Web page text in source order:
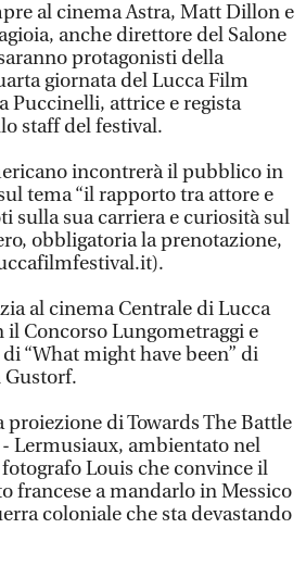
al cinema Astra, Matt Dillon e
anche direttore del Salone
protagonisti della
giornata del Lucca Film
Puccinelli, attrice e regista
staff del festival.
incontrerà il pubblico in
tema “il rapporto tra attore e
sulla sua carriera e curiosità sul
obbligatoria la prenotazione,
al cinema Centrale di Lucca
il Concorso Lungometraggi e
“What might have been” di
Gustorf.
proiezione di Towards The Battle
Lermusiaux, ambientato nel
Louis che convince il
francese a mandarlo in Messico
coloniale che sta devastando